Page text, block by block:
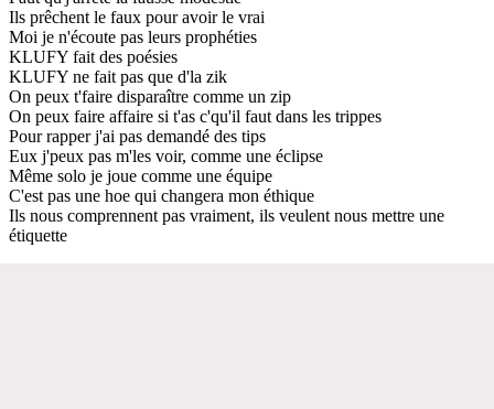
Ils prêchent le faux pour avoir le vrai
Moi je n'écoute pas leurs prophéties
KLUFY fait des poésies
KLUFY ne fait pas que d'la zik
On peux t'faire disparaître comme un zip
On peux faire affaire si t'as c'qu'il faut dans les trippes
Pour rapper j'ai pas demandé des tips
Eux j'peux pas m'les voir, comme une éclipse
Même solo je joue comme une équipe
C'est pas une hoe qui changera mon éthique
Ils nous comprennent pas vraiment, ils veulent nous mettre une
étiquette